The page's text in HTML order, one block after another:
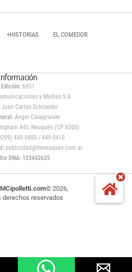
+HISTORIAS EL COMEDOR
Edición: 6951
y Medios S.A
Juan Carlos Schroeder
Ángel Casagrande
445, Neuquén (CP 8300)
449 0400 / 449 0410
publicidad@lmneuquen.com.ar
DNA: 123442625
© 2026,
derechos reservados